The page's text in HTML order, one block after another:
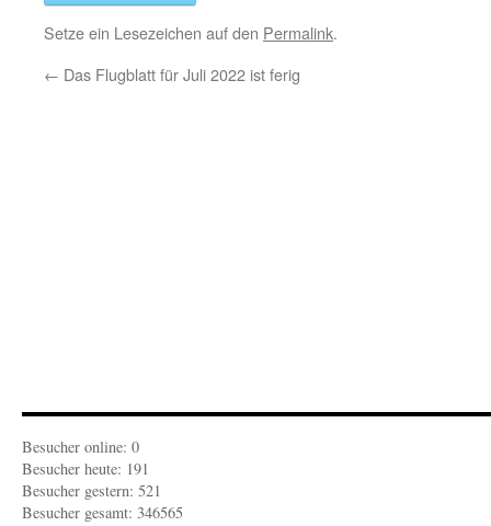
Setze ein Lesezeichen auf den Permalink.
← Das Flugblatt für Juli 2022 ist ferig
Besucher online: 0
Besucher heute: 191
Besucher gestern: 521
Besucher gesamt: 346565